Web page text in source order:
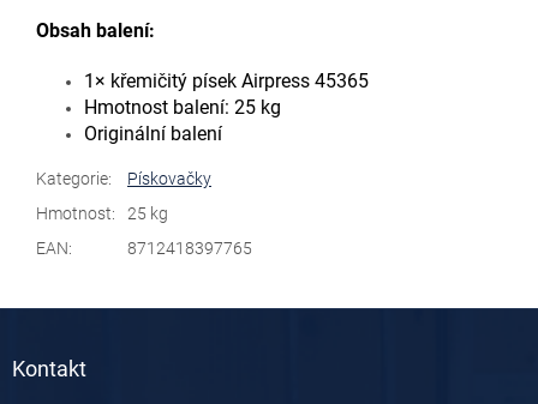
Obsah balení:
1× křemičitý písek Airpress 45365
Hmotnost balení: 25 kg
Originální balení
Kategorie:
Pískovačky
Hmotnost:
25 kg
EAN: 8712418397765
Kontakt